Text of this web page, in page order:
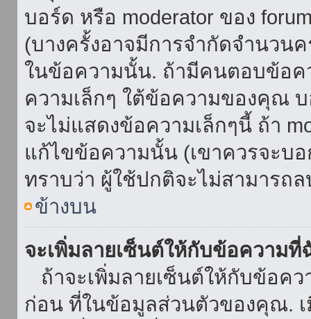
บอร์ด หรือ moderator ของ
(บางครั้งอาจมีการจำกัดจำนวน
ในข้อความนั้น. ถ้ามีคนตอบข้อ
ความเล็กๆ ใต้ข้อความของคุณ
จะไม่แสดงข้อความเล็กๆนี้ ถ้า
แก้ไขข้อความนั้น (เขาควรจะบ
ทราบว่า ผู้ใช้ปกติจะไม่สามารถ
ข้างบน
จะเพิ่มลายเซ็นต์ให้กับข้อความที่
ถ้าจะเพิ่มลายเซ็นต์ให้กับข้อค
ก่อน ที่ในข้อมูลส่วนตัวของคุณ.